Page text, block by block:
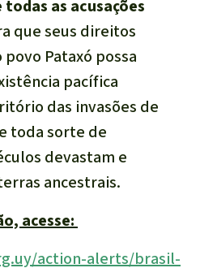
as acusações
que seus direitos
Pataxó possa
pacífica
das invasões de
toda sorte de
devastam e
ancestrais.
acesse:
action-alerts/brasil-